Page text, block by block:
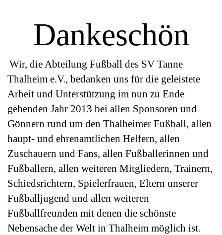
Dankeschön
Wir, die Abteilung Fußball des SV Tanne
Thalheim e.V., bedanken uns für die geleistete
Arbeit und Unterstützung im nun zu Ende
gehenden Jahr 2013 bei allen Sponsoren und
Gönnern rund um den Thalheimer Fußball, allen
haupt- und ehrenamtlichen Helfern, allen
Zuschauern und Fans, allen Fußballerinnen und
Fußballern, allen weiteren Mitgliedern, Trainern,
Schiedsrichtern, Spielerfrauen, Eltern unserer
Fußballjugend und allen weiteren
Fußballfreunden mit denen die schönste
Nebensache der Welt in Thalheim möglich ist.